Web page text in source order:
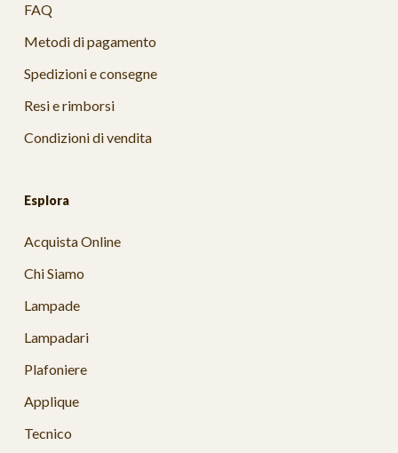
FAQ
Metodi di pagamento
Spedizioni e consegne
Resi e rimborsi
Condizioni di vendita
Esplora
Acquista Online
Chi Siamo
Lampade
Lampadari
Plafoniere
Applique
Tecnico